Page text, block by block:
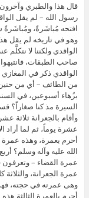
قال هذا والطبري وآخرون
رسول الله – لم يقل
افتحه مُباشَرةً،
وهو في تاريخه لم يقل
الواقدي ولكننا لا نتكلَّم
صاحب الطبقات،
الواقدي ذكر في
من الطائف – أي من
بزُهاء أسبوعين، في
السيرة مذ كنا صغاراً؟
وأقام بالجعرانة ثلاثة
عشرة يوماً، ثم لما أراد
أحرم بعمرة، وهذه عمرة
الله عليه وآله وسلم؟
عمرة القضاء – وتعرفون
عمرة الجعرانة،
وهى عمرته في حجته،
أحرم بالعمرة الثالثة